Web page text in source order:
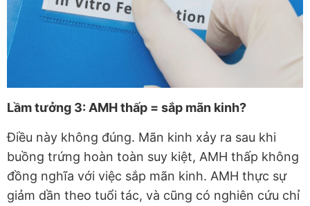
Lầm tưởng 3: AMH thấp = sắp mãn kinh?
Điều này không đúng. Mãn kinh xảy ra sau khi
buồng trứng hoàn toàn suy kiệt, AMH thấp không
đồng nghĩa với việc sắp mãn kinh. AMH thực sự
giảm dần theo tuổi tác, và cũng có nghiên cứu chỉ